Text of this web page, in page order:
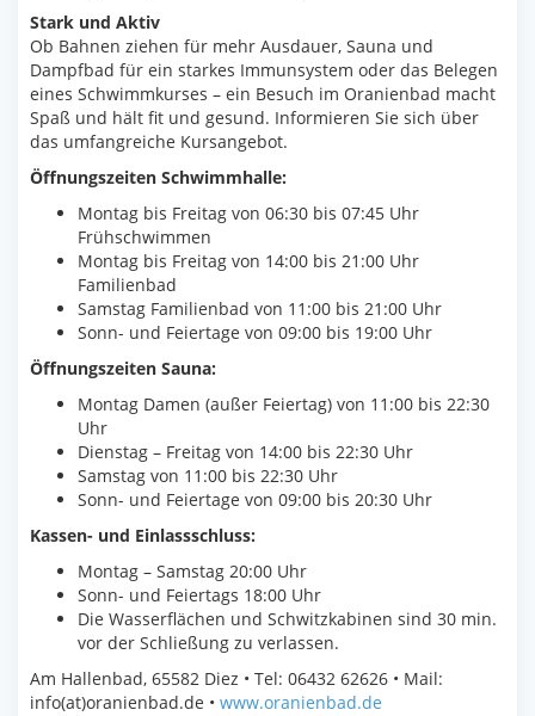
Stark und Aktiv
Ob Bahnen ziehen für mehr Ausdauer, Sauna und
Dampfbad für ein starkes Immunsystem oder das Belegen
eines Schwimmkurses – ein Besuch im Oranienbad macht
Spaß und hält fit und gesund. Informieren Sie sich über
das umfangreiche Kursangebot.
Öffnungszeiten Schwimmhalle:
Montag bis Freitag von 06:30 bis 07:45 Uhr
Frühschwimmen
Montag bis Freitag von 14:00 bis 21:00 Uhr
Familienbad
Samstag Familienbad von 11:00 bis 21:00 Uhr
Sonn- und Feiertage von 09:00 bis 19:00 Uhr
Öffnungszeiten Sauna:
Montag Damen (außer Feiertag) von 11:00 bis 22:30
Uhr
Dienstag – Freitag von 14:00 bis 22:30 Uhr
Samstag von 11:00 bis 22:30 Uhr
Sonn- und Feiertage von 09:00 bis 20:30 Uhr
Kassen- und Einlassschluss:
Montag – Samstag 20:00 Uhr
Sonn- und Feiertags 18:00 Uhr
Die Wasserflächen und Schwitzkabinen sind 30 min.
vor der Schließung zu verlassen.
Am Hallenbad, 65582 Diez • Tel: 06432 62626 • Mail:
info(at)oranienbad.de • www.oranienbad.de